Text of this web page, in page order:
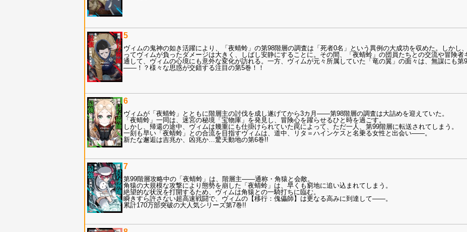
5
ヴィムの鬼神の如き活躍により、「夜蜻蛉」の第98階層の調査は「死者0名」という異例の大成功を収めた。しかし
ってヴィムが負ったダメージは大きく、しばし安静にすることに。その間、「夜蜻蛉」の団員たちとの交流や冒険
通して、ヴィムの心境にも意外な変化が訪れる。一方、ヴィムが元々所属していた「竜の翼」の面々は、無謀にも第
――！？様々な思惑が交錯する注目の第5巻！！
6
ヴィムが「夜蜻蛉」とともに階層主の討伐を成し遂げてから3カ月――第98階層の調査は大詰めを迎えていた。
「夜蜻蛉」一同は、迷宮の秘境「宝物庫」を発見し、冒険心を躍らせるひと時を過ごす。
しかし、帰還の途中、ヴィムは幾重にも仕掛けられていた罠によって、ただ一人、第99階層に転送されてしまう。
一刻も早い「夜蜻蛉」との合流を目指すヴィムは、道中、リタ＝ハインケスと名乗る女性と出会い――。
新たな邂逅は吉兆か、凶兆か…驚天動地の第6巻!!
7
第99階層攻略中の「夜蜻蛉」は、階層主――通称・角猿と会敵。
角猿の大規模な攻撃により態勢を崩した「夜蜻蛉」は、早くも窮地に追い込まれてしまう。
絶望的な状況を打開するため、ヴィムは角猿との一騎打ちに臨む。
瞬きすら許さない超高速戦闘で、ヴィムの【移行：傀儡師】は更なる高みに到達して――。
累計170万部突破の大人気シリーズ第7巻!!